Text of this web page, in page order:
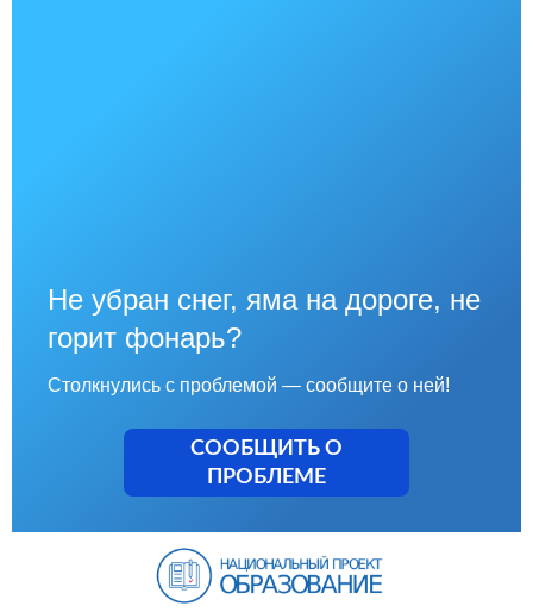
Не убран снег, яма на дороге, не
горит фонарь?
Столкнулись с проблемой — сообщите о ней!
СООБЩИТЬ О
ПРОБЛЕМЕ